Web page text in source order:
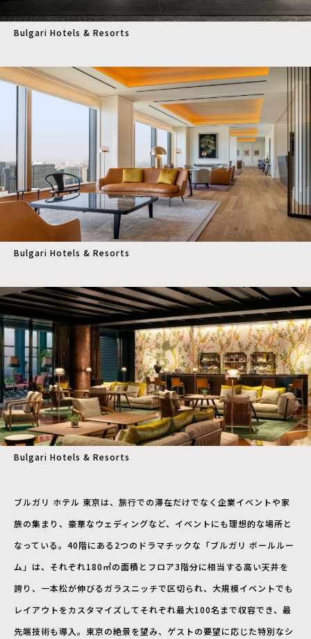
Bulgari Hotels & Resorts
Bulgari Hotels & Resorts
Bulgari Hotels & Resorts
ブルガリ ホテル 東京は、旅行での滞在だけでなく企業イベントや家
族の集まり、豪華なウェディングなど、イベントにも理想的な場所と
なっている。40階にある2つのドラマチックな「ブルガリ ボールルー
ム」は、それぞれ180㎡の面積とフロア3階分に相当する高い天井を
誇り、一本松が伸びるガラスニッチで区切られ、大規模イベントでも
レイアウトをカスタマイズしてそれぞれ最大100名まで収容でき、最
先端技術も導入。東京の絶景を望み、ゲストの要望に応じた特別なシ